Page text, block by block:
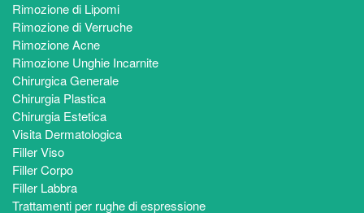
Rimozione di Lipomi
Rimozione di Verruche
Rimozione Acne
Rimozione Unghie Incarnite
Chirurgica Generale
Chirurgia Plastica
Chirurgia Estetica
Visita Dermatologica
Filler Viso
Filler Corpo
Filler Labbra
Trattamenti per rughe di espressione